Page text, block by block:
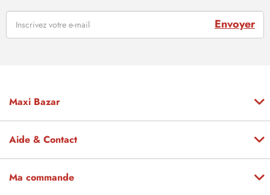
Envoyer
Maxi Bazar
Aide & Contact
Ma commande